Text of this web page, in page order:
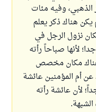
وفيه مئات
يكن هناك ذكر يعلم
نزول الرجل في
لأنها صباحاً رأته
هناك مكان مخصص
أم المؤمنين عائشة
لأن عائشة رأته